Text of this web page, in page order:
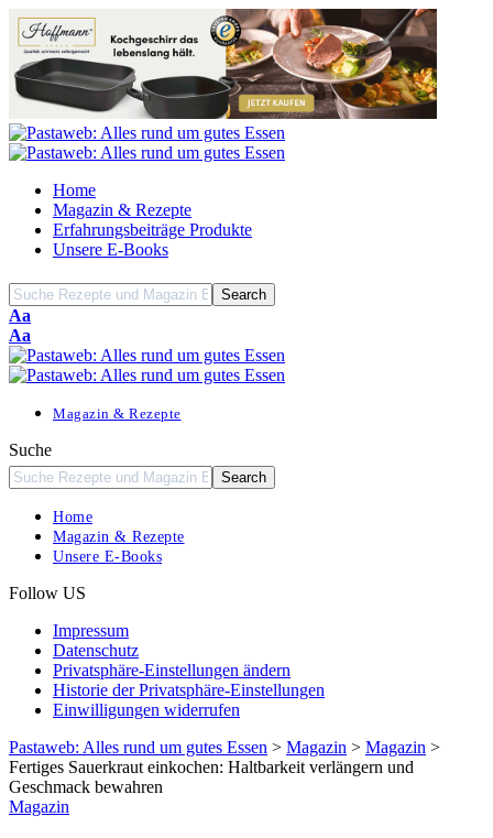
Home
Magazin & Rezepte
Erfahrungsbeiträge Produkte
Unsere E-Books
Font
Resizer
Aa
Font
Resizer
Aa
Magazin & Rezepte
Suche
Home
Magazin & Rezepte
Unsere E-Books
Follow US
Impressum
Datenschutz
Privatsphäre-Einstellungen ändern
Historie der Privatsphäre-Einstellungen
Einwilligungen widerrufen
Pastaweb: Alles rund um gutes Essen > Magazin > Magazin >
Fertiges Sauerkraut einkochen: Haltbarkeit verlängern und
Geschmack bewahren
Magazin